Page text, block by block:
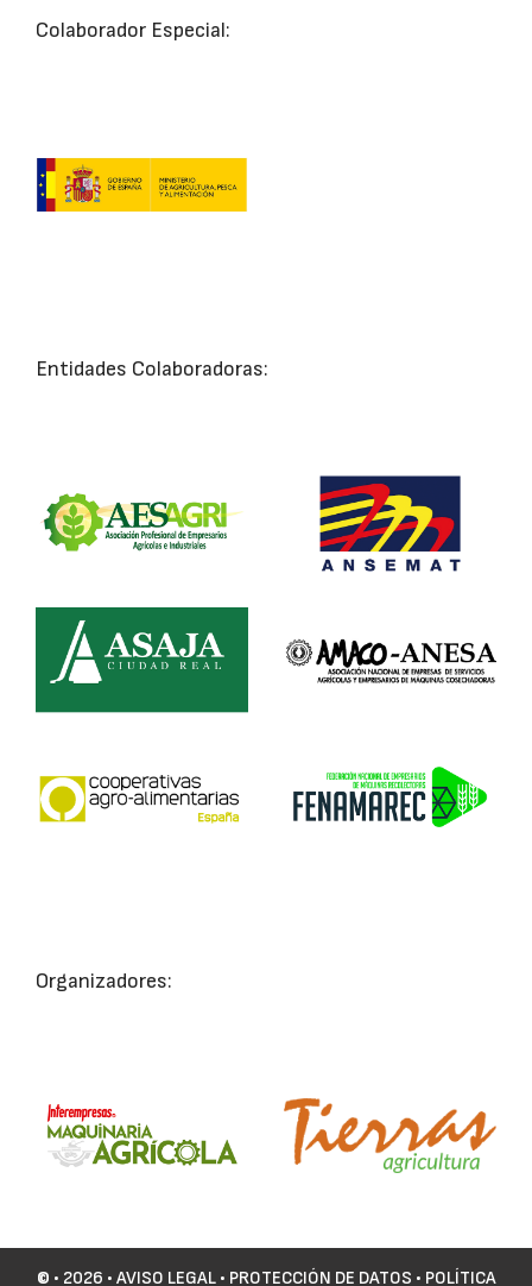
Colaborador Especial:
Entidades Colaboradoras:
Organizadores:
© • 2026 • AVISO LEGAL• PROTECCIÓN DE DATOS • POLÍTICA